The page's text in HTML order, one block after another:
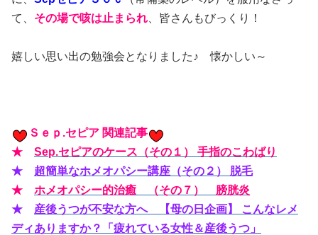
て、 その場で咳は止まられ 、皆さんもびっくり！
嬉しい思い出の勉強会となりました♪ 懐かしい～
Ｓｅｐ.セピア 関連記事
★ Sep.セピアのケース（その１） 手指のこわばり
★ 超簡単なホメオパシー講座（その２） 脱毛
★ ホメオパシー的治癒 （その７） 膀胱炎
★ 産後うつが不安な方へ 【母の日企画】 こんなレメ
ディありますか？「疲れている女性＆産後うつ」